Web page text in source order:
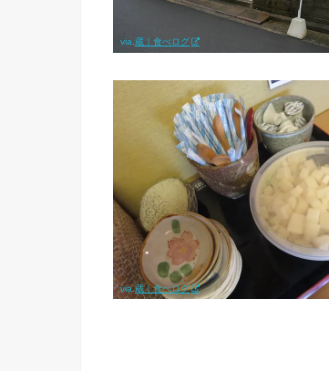
via. 蔵｜食べログ
via.蔵｜食べログ